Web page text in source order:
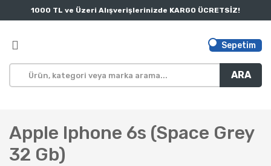
1000 TL ve Üzeri Alışverişlerinizde KARGO ÜCRETSİZ!
ARA
Sepetim
Apple Iphone 6s (space Grey
32 Gb)